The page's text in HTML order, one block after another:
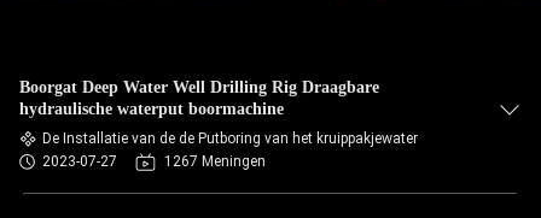
Boorgat Deep Water Well Drilling Rig Draagbare
hydraulische waterput boormachine
De Installatie van de de Putboring van het kruippakjewater
2023-07-27
1267 Meningen